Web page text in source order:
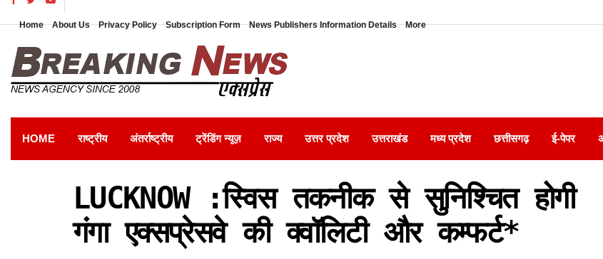
Home About Us Privacy Policy Subscription Form News Publishers Information Details More
HOME राष्ट्रीय अंतर्राष्ट्रीय ट्रेंडिंग न्यूज़ राज्य उत्तर प्रदेश उत्तराखंड मध्य प्रदेश छत्तीसगढ़ ई-पेपर
LUCKNOW :स्विस तकनीक से सुनिश्चित होगी
गंगा एक्सप्रेसवे की क्वॉलिटी और कम्फर्ट*